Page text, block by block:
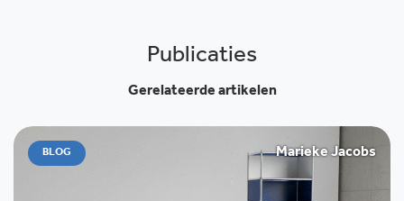
Publicaties
Gerelateerde artikelen
BLOG Marieke Jacobs